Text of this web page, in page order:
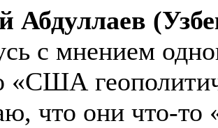
Абдуллаев
с мнением
«США
что они что-то